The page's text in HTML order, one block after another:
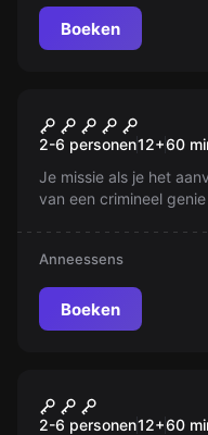
Boeken
Blacksad -
2-6 personen12+60
Je missie als je het
van een crimineel
Anneessens
Boeken
Nieuw
Fort Knox
2-6 personen12+60